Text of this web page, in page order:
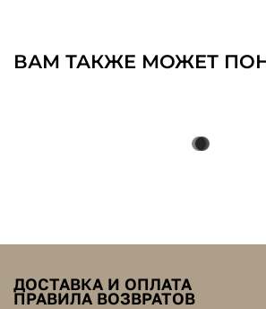
ВАМ ТАКЖЕ МОЖЕТ
ДОСТАВКА И ОПЛАТА
ПРАВИЛА ВОЗВРАТОВ